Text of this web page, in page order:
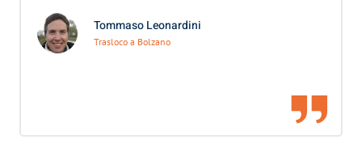
Tommaso Leonardini
Trasloco a Bolzano